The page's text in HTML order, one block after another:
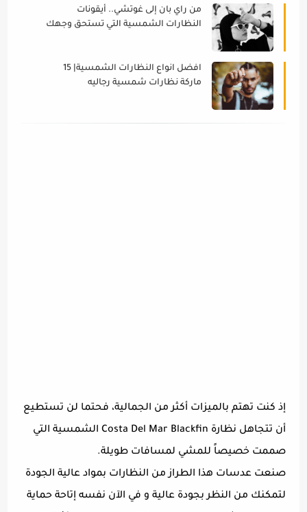
من راي بان إلى غوتشي.. أيقونات
النظارات الشمسية التي تستحق وجهك
افضل انواع النظارات الشمسية| 15
ماركة نظارات شمسية رجاليه
إذ كنت تهتم بالميزات أكثر من الجمالية، فحتما لن تستطيع
أن تتجاهل نظارة Costa Del Mar Blackfin الشمسية التي
صممت خصيصاً للمشي لمسافات طويلة.
صنعت عدسات هذا الطراز من النظارات بمواد عالية الجودة
لتمكنك من النظر بجودة عالية و في الآن نفسه إتاحة حماية